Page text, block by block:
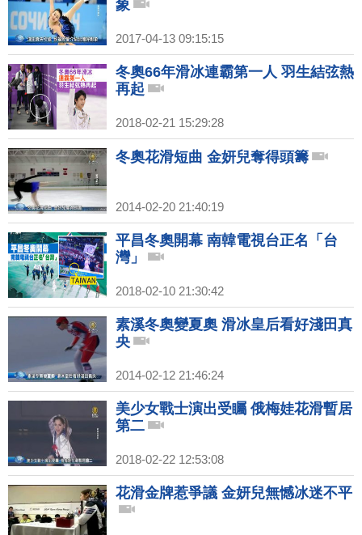
象
2017-04-13 09:15:15
冬奧66年滑冰連霸第一人 羽生結弦熱
再起
2018-02-21 15:29:28
冬奧花滑短曲 金妍兒奪得頭籌
2014-02-20 21:40:19
平昌冬奧開幕 南韓電視台正名「台
灣」
2018-02-10 21:30:42
素溪冬奧變夏奧 滑冰皇后看好淺田真
央
2014-02-12 21:46:24
美少女戰士演出受矚 俄梅娃花滑暫居
第二
2018-02-22 12:53:08
花滑金牌惹爭議 金妍兒無憾冰迷不平